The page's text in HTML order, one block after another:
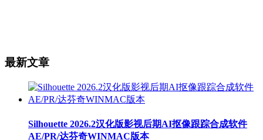
最新文章
Silhouette 2026.2汉化版影视后期AI抠像跟踪合成软件
AE/PR/达芬奇WINMAC版本